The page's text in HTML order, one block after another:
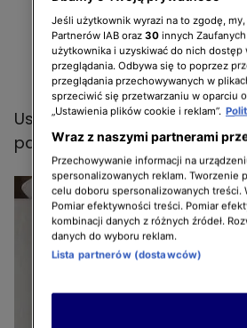
Ustawienie butelki na środku
papieru.
Jeśli użytkownik wyrazi na to zgodę, my,
Partnerów IAB oraz 30 innych
użytkownika i uzyskiwać do nich
przeglądania. Odbywa się to poprzez
przeglądania przechowywanych w
sprzeciwić się przetwarzaniu w oparciu
„Ustawienia plików cookie i reklam”.
Wraz z naszymi partnerami
Przechowywanie informacji na
spersonalizowanych reklam.
celu doboru spersonalizowanych
Pomiar efektywności treści. Pomiar
kombinacji danych z różnych źródeł.
danych do wyboru reklam.
Lista partnerów (dostawców)